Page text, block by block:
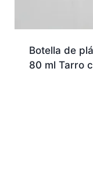
Botella de
80 ml Tarro